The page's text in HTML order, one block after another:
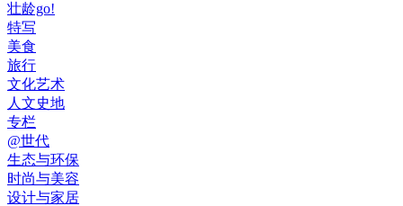
壮龄go!
特写
美食
旅行
文化艺术
人文史地
专栏
@世代
生态与环保
时尚与美容
设计与家居